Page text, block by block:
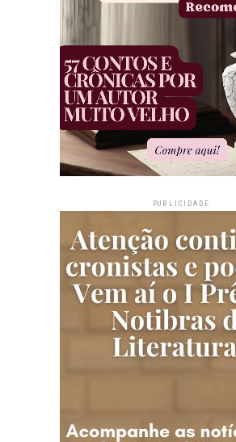
PUBLICIDADE